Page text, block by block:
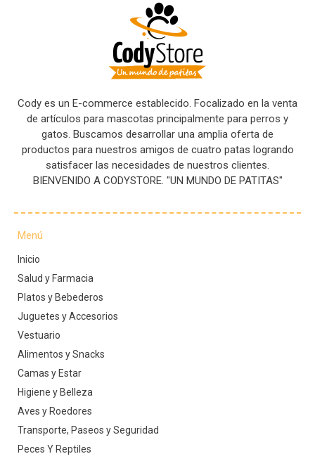
Cody es un E-commerce establecido. Focalizado en la venta
de artículos para mascotas principalmente para perros y
gatos. Buscamos desarrollar una amplia oferta de
productos para nuestros amigos de cuatro patas logrando
satisfacer las necesidades de nuestros clientes.
BIENVENIDO A CODYSTORE. "UN MUNDO DE PATITAS"
Menú
Inicio
Salud y Farmacia
Platos y Bebederos
Juguetes y Accesorios
Vestuario
Alimentos y Snacks
Camas y Estar
Higiene y Belleza
Aves y Roedores
Transporte, Paseos y Seguridad
Peces Y Reptiles